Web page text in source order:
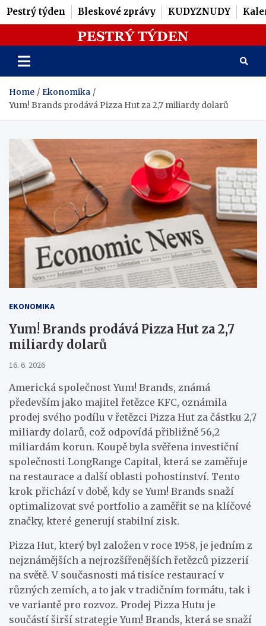
Pestrý týden Bleskové zprávy KUDYZNUDY
to
content
Pestrý Týden
Home
Ekonomika
Yum! Brands prodává Pizza Hut za 2,7 miliardy dolarů
EKONOMIKA
Yum! Brands prodává Pizza Hut za 2,7
miliardy dolarů
16. 6. 2026
Americká společnost Yum! Brands, známá
především jako majitel řetězce KFC, oznámila
prodej svého podílu v řetězci Pizza Hut za částku 2,7
miliardy dolarů, což odpovídá přibližně 56,2
miliardám korun. Koupě byla svěřena investiční
společnosti LongRange Capital, která se zaměřuje
na restaurace a další oblasti pohostinství. Tento
krok přichází v době, kdy se Yum! Brands snaží
optimalizovat své portfolio a zaměřit se na klíčové
značky, které generují stabilní zisk.
Pizza Hut, který byl založen v roce 1958, je jedním z
nejznámějších a nejrozšířenějších řetězců pizzerií
na světě. V současnosti má tisíce restaurací v
různých zemích, a to jak v tradičním formátu, tak i
ve variantě pro rozvoz. Prodej Pizza Hutu je
součástí širší strategie Yum! Brands, která se snaží